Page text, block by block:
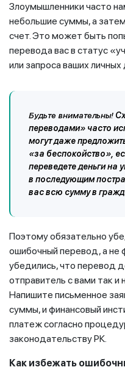
Злоумышленники часто
небольшие суммы, а
счет. Это может быть
перевода вас в статус
или запроса ваших личных
Будьте внимательны!
переводами» часто
могут даже
«за беспокойство»,
переведете деньги на
в последующим
вас всю сумму в
Поэтому обязательно
ошибочный перевод, а не
убедились, что перевод
отправитель с вами так и
Напишите письменное
суммы, и финансовый
платеж согласно
законодательству РК.
Как избежать